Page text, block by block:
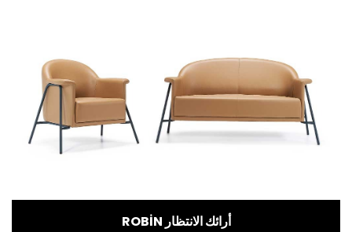
ROBİN أرائك الانتظار